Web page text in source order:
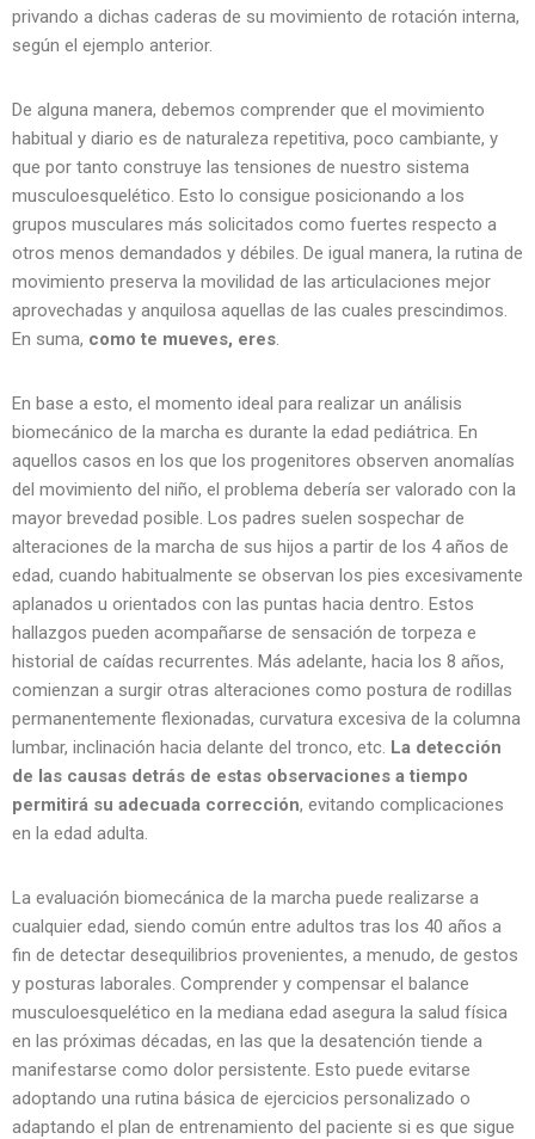
privando a dichas caderas de su movimiento de rotación interna,
según el ejemplo anterior.
De alguna manera, debemos comprender que el movimiento
habitual y diario es de naturaleza repetitiva, poco cambiante, y
que por tanto construye las tensiones de nuestro sistema
musculoesquelético. Esto lo consigue posicionando a los
grupos musculares más solicitados como fuertes respecto a
otros menos demandados y débiles. De igual manera, la rutina de
movimiento preserva la movilidad de las articulaciones mejor
aprovechadas y anquilosa aquellas de las cuales prescindimos.
En suma, como te mueves, eres.
En base a esto, el momento ideal para realizar un análisis
biomecánico de la marcha es durante la edad pediátrica. En
aquellos casos en los que los progenitores observen anomalías
del movimiento del niño, el problema debería ser valorado con la
mayor brevedad posible. Los padres suelen sospechar de
alteraciones de la marcha de sus hijos a partir de los 4 años de
edad, cuando habitualmente se observan los pies excesivamente
aplanados u orientados con las puntas hacia dentro. Estos
hallazgos pueden acompañarse de sensación de torpeza e
historial de caídas recurrentes. Más adelante, hacia los 8 años,
comienzan a surgir otras alteraciones como postura de rodillas
permanentemente flexionadas, curvatura excesiva de la columna
lumbar, inclinación hacia delante del tronco, etc. La detección
de las causas detrás de estas observaciones a tiempo
permitirá su adecuada corrección, evitando complicaciones
en la edad adulta.
La evaluación biomecánica de la marcha puede realizarse a
cualquier edad, siendo común entre adultos tras los 40 años a
fin de detectar desequilibrios provenientes, a menudo, de gestos
y posturas laborales. Comprender y compensar el balance
musculoesquelético en la mediana edad asegura la salud física
en las próximas décadas, en las que la desatención tiende a
manifestarse como dolor persistente. Esto puede evitarse
adoptando una rutina básica de ejercicios personalizado o
adaptando el plan de entrenamiento del paciente si es que sigue